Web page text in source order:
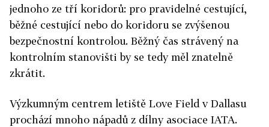
jednoho ze tří koridorů: pro pravidelné cestující,
běžné cestující nebo do koridoru se zvýšenou
bezpečnostní kontrolou. Běžný čas strávený na
kontrolním stanovišti by se tedy měl znatelně
zkrátit.
Výzkumným centrem letiště Love Field v Dallasu
prochází mnoho nápadů z dílny asociace IATA.